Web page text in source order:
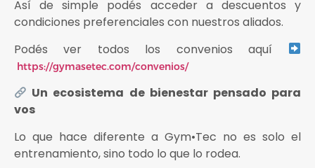
Así de simple podés acceder a descuentos y
condiciones preferenciales con nuestros aliados.
Podés ver todos los convenios aquí
https://gymasetec.com/convenios/
Un ecosistema de bienestar pensado para
vos
Lo que hace diferente a Gym•Tec no es solo el
entrenamiento, sino todo lo que lo rodea.